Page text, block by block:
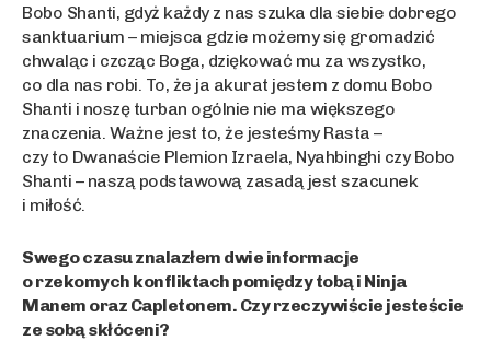
Bobo Shanti, gdyż każdy z nas szuka dla siebie dobrego
sanktuarium – miejsca gdzie możemy się gromadzić
chwaląc i czcząc Boga, dziękować mu za wszystko,
co dla nas robi. To, że ja akurat jestem z domu Bobo
Shanti i noszę turban ogólnie nie ma większego
znaczenia. Ważne jest to, że jesteśmy Rasta –
czy to Dwanaście Plemion Izraela, Nyahbinghi czy Bobo
Shanti – naszą podstawową zasadą jest szacunek
i miłość.
Swego czasu znalazłem dwie informacje
o rzekomych konfliktach pomiędzy tobą i Ninja
Manem oraz Capletonem. Czy rzeczywiście jesteście
ze sobą skłóceni?